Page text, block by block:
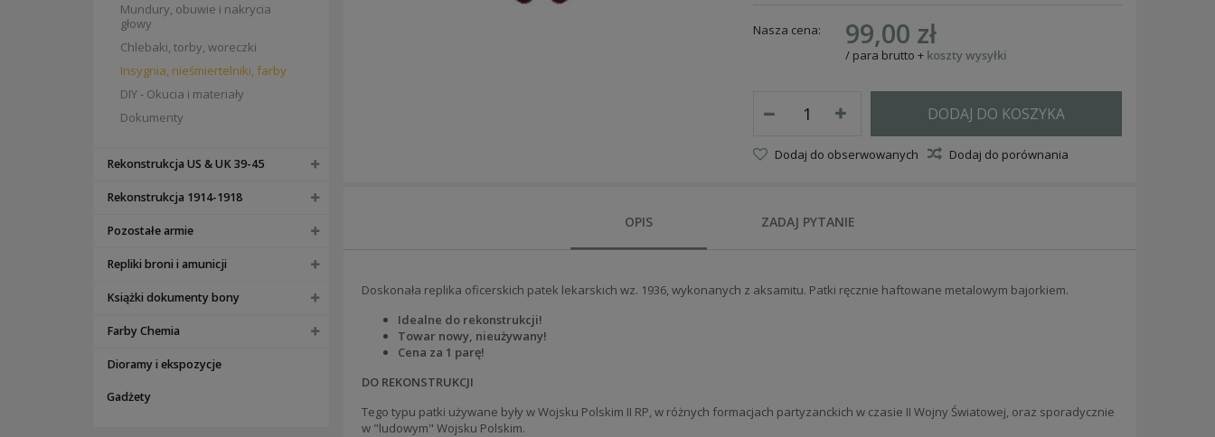
Mundury, obuwie i nakrycia
głowy
Chlebaki, torby, woreczki
Insygnia, nieśmiertelniki, farby
DIY - Okucia i materiały
Dokumenty
Rekonstrukcja US & UK 39-45
Rekonstrukcja 1914-1918
Pozostałe armie
Repliki broni i amunicji
Książki dokumenty bony
Farby Chemia
Dioramy i ekspozycje
Gadżety
Nasza cena: 99,00 zł
/ para brutto+ koszty wysyłki
DODAJ DO KOSZYKA
Dodaj do obserwowanych Dodaj do porównania
OPIS ZADAJ PYTANIE
Doskonała replika oficerskich patek lekarskich wz. 1936, wykonanych z aksamitu. Patki ręcznie haftowane metalowym bajorkiem.
Idealne do rekonstrukcji!
Towar nowy, nieużywany!
Cena za 1 parę!
DO REKONSTRUKCJI
Tego typu patki używane były w Wojsku Polskim II RP, w różnych formacjach partyzanckich w czasie II Wojny Światowej, oraz sporadycznie
w "ludowym" Wojsku Polskim.